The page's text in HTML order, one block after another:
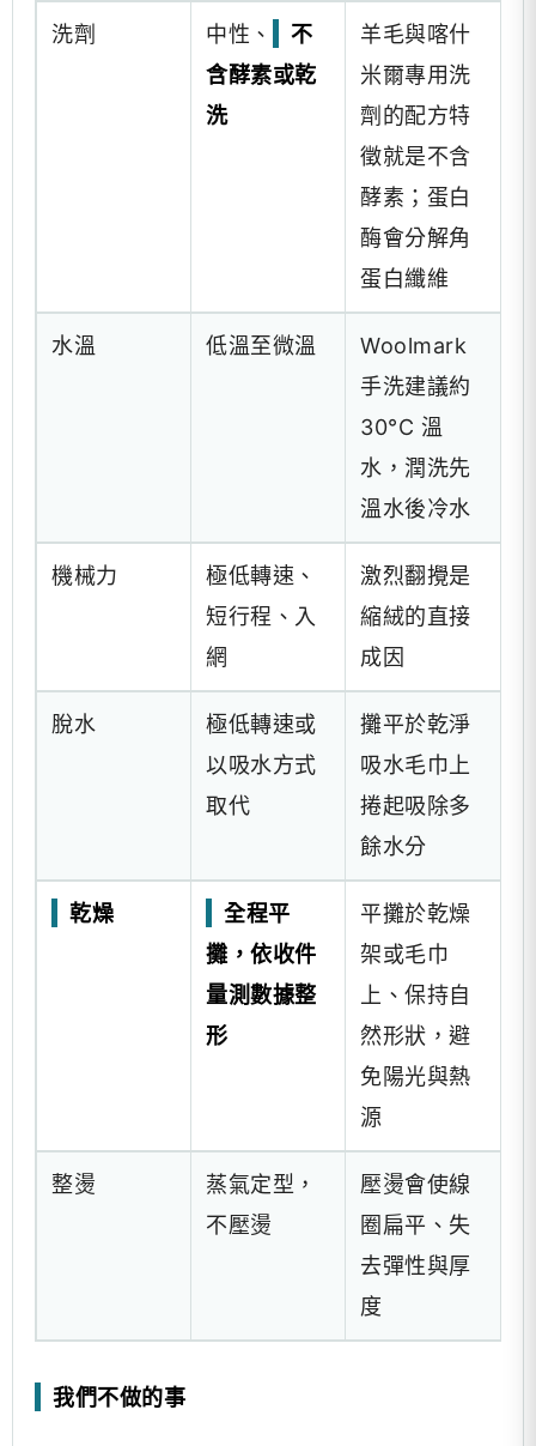
洗劑 中性、
不
含酵素或乾
洗
羊毛與喀什
米爾專用洗
劑的配方特
徵就是不含
酵素；蛋白
酶會分解角
蛋白纖維
水溫 低溫至微溫
Woolmark
手洗建議約
30°C 溫
水，潤洗先
溫水後冷水
機械力
極低轉速、
短行程、入
網
激烈翻攪是
縮絨的直接
成因
脫水
極低轉速或
以吸水方式
取代
攤平於乾淨
吸水毛巾上
捲起吸除多
餘水分
乾燥
全程平
攤，依收件
量測數據整
形
平攤於乾燥
架或毛巾
上、保持自
然形狀，避
免陽光與熱
源
整燙
蒸氣定型，
不壓燙
壓燙會使線
圈扁平、失
去彈性與厚
度
我們不做的事